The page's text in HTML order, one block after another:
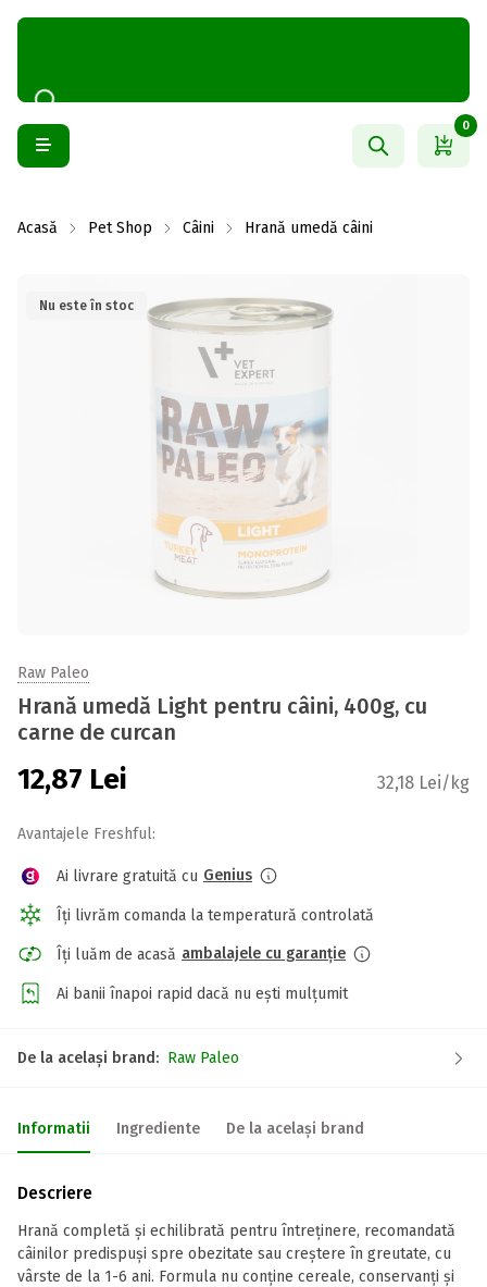
0
Acasă Pet Shop Câini Hrană umedă câini
Nu este în stoc
Raw Paleo
Hrană umedă Light pentru câini, 400g, cu
carne de curcan
12,87 Lei 32,18 Lei/kg
Avantajele Freshful:
Ai livrare gratuită cu Genius
Îți livrăm comanda la temperatură controlată
Îți luăm de acasă ambalajele cu garanție
Ai banii înapoi rapid dacă nu ești mulțumit
De la același brand: Raw Paleo
Informatii Ingrediente De la același brand
Descriere
Hrană completă și echilibrată pentru întreținere, recomandată
câinilor predispuși spre obezitate sau creștere în greutate, cu
vârste de la 1-6 ani. Formula nu conține cereale, conservanți și